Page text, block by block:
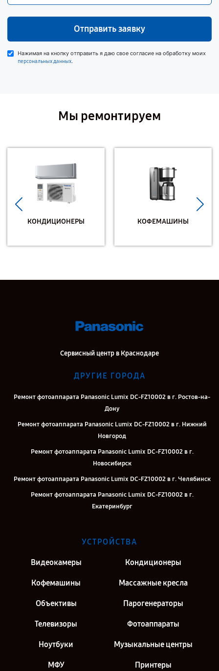
Отправить заявку
Нажимая на кнопку отправить я даю свое согласие на обработку моих
персональных данных.
Мы ремонтируем
КОНДИЦИОНЕРЫ КОФЕМАШИНЫ
Сервисный центр в Краснодаре
ДРУГИЕ ГОРОДА
Ремонт фотоаппарата Panasonic Lumix DC-FZ10002 в г. Ростов-на-
Дону
Ремонт фотоаппарата Panasonic Lumix DC-FZ10002 в г. Нижний
Новгород
Ремонт фотоаппарата Panasonic Lumix DC-FZ10002 в г.
Новосибирск
Ремонт фотоаппарата Panasonic Lumix DC-FZ10002 в г. Челябинск
Ремонт фотоаппарата Panasonic Lumix DC-FZ10002 в г.
Екатеринбург
Ремонт фотоаппарата Panasonic Lumix DC-FZ10002 в г. Москва
Петербург
УСТРОЙСТВА
Видеокамеры Кондиционеры
Кофемашины Массажные кресла
Объективы Парогенераторы
Телевизоры Фотоаппараты
Ноутбуки Музыкальные центры
МФУ Принтеры